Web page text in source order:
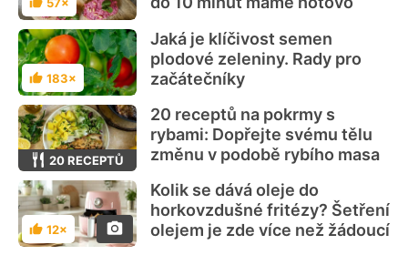
Hodnocení
Hodnocení
183×
Jaká je klíčivost semen
plodové zeleniny. Rady pro
začátečníky
20 RECEPTŮ
20 receptů na pokrmy s
rybami: Dopřejte svému tělu
změnu v podobě rybího masa
Hodnocení
12×
Kolik se dává oleje do
horkovzdušné fritézy? Šetření
olejem je zde více než žádoucí